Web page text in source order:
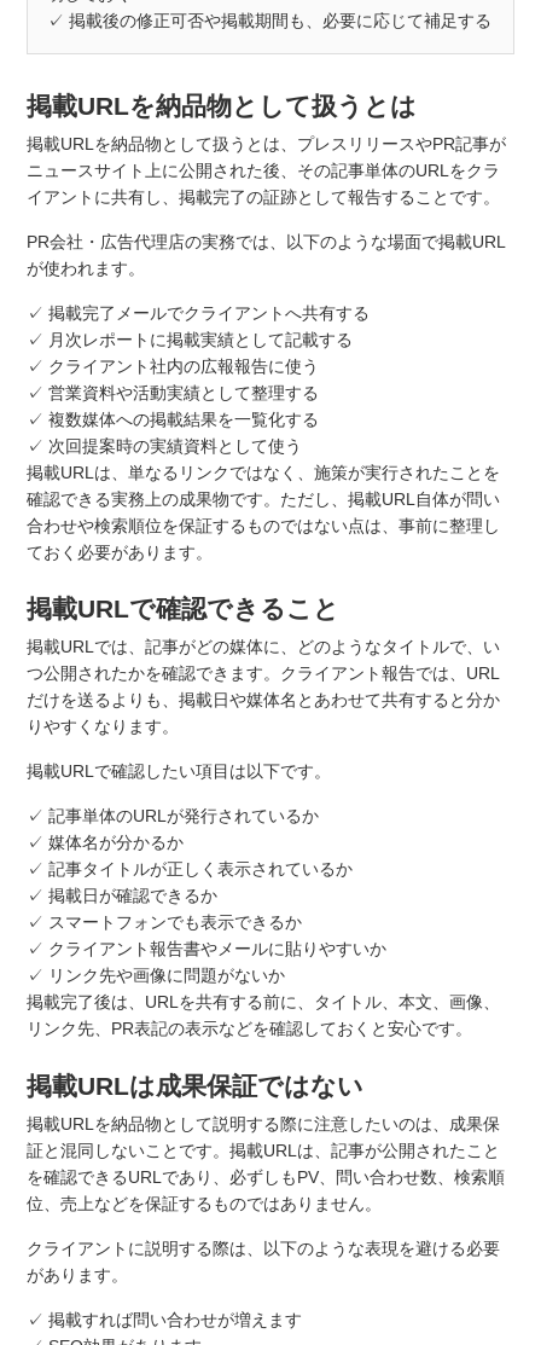
✓ 掲載後の修正可否や掲載期間も、必要に応じて補足する
掲載URLを納品物として扱うとは
掲載URLを納品物として扱うとは、プレスリリースやPR記事が
ニュースサイト上に公開された後、その記事単体のURLをクラ
イアントに共有し、掲載完了の証跡として報告することです。
PR会社・広告代理店の実務では、以下のような場面で掲載URL
が使われます。
✓ 掲載完了メールでクライアントへ共有する
✓ 月次レポートに掲載実績として記載する
✓ クライアント社内の広報報告に使う
✓ 営業資料や活動実績として整理する
✓ 複数媒体への掲載結果を一覧化する
✓ 次回提案時の実績資料として使う
掲載URLは、単なるリンクではなく、施策が実行されたことを
確認できる実務上の成果物です。ただし、掲載URL自体が問い
合わせや検索順位を保証するものではない点は、事前に整理し
ておく必要があります。
掲載URLで確認できること
掲載URLでは、記事がどの媒体に、どのようなタイトルで、い
つ公開されたかを確認できます。クライアント報告では、URL
だけを送るよりも、掲載日や媒体名とあわせて共有すると分か
りやすくなります。
掲載URLで確認したい項目は以下です。
✓ 記事単体のURLが発行されているか
✓ 媒体名が分かるか
✓ 記事タイトルが正しく表示されているか
✓ 掲載日が確認できるか
✓ スマートフォンでも表示できるか
✓ クライアント報告書やメールに貼りやすいか
✓ リンク先や画像に問題がないか
掲載完了後は、URLを共有する前に、タイトル、本文、画像、
リンク先、PR表記の表示などを確認しておくと安心です。
掲載URLは成果保証ではない
掲載URLを納品物として説明する際に注意したいのは、成果保
証と混同しないことです。掲載URLは、記事が公開されたこと
を確認できるURLであり、必ずしもPV、問い合わせ数、検索順
位、売上などを保証するものではありません。
クライアントに説明する際は、以下のような表現を避ける必要
があります。
✓ 掲載すれば問い合わせが増えます